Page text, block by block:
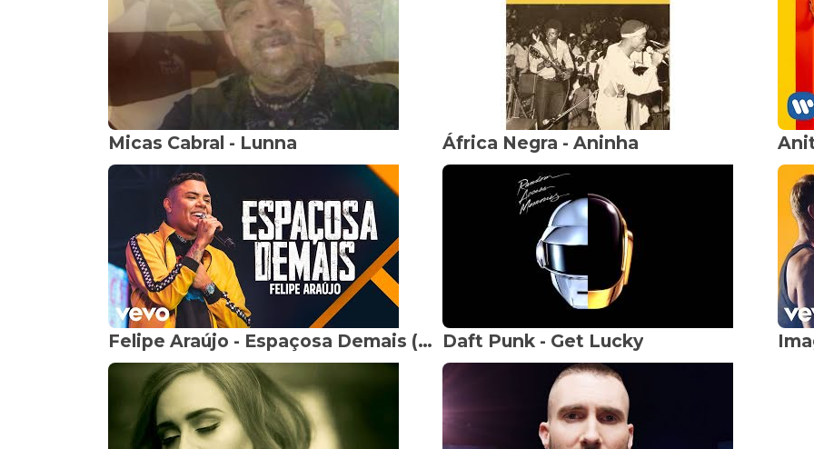
Micas Cabral - Lunna África Negra - Aninha
Felipe Araújo - Espaçosa Demais (Ao Vivo) Daft Punk - Get Lucky